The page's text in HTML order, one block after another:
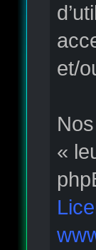
et/
«